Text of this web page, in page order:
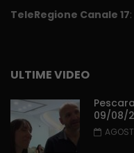
TeleRegione Canale 17
ULTIME VIDEO
09/08/